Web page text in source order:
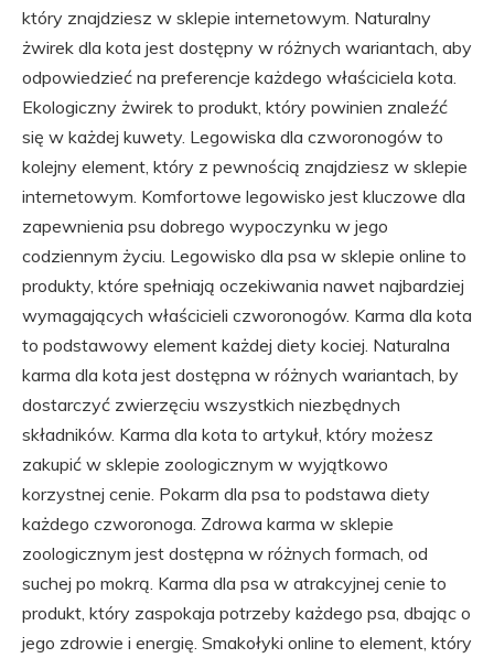
który znajdziesz w sklepie internetowym. Naturalny
żwirek dla kota jest dostępny w różnych wariantach, aby
odpowiedzieć na preferencje każdego właściciela kota.
Ekologiczny żwirek to produkt, który powinien znaleźć
się w każdej kuwety. Legowiska dla czworonogów to
kolejny element, który z pewnością znajdziesz w sklepie
internetowym. Komfortowe legowisko jest kluczowe dla
zapewnienia psu dobrego wypoczynku w jego
codziennym życiu. Legowisko dla psa w sklepie online to
produkty, które spełniają oczekiwania nawet najbardziej
wymagających właścicieli czworonogów. Karma dla kota
to podstawowy element każdej diety kociej. Naturalna
karma dla kota jest dostępna w różnych wariantach, by
dostarczyć zwierzęciu wszystkich niezbędnych
składników. Karma dla kota to artykuł, który możesz
zakupić w sklepie zoologicznym w wyjątkowo
korzystnej cenie. Pokarm dla psa to podstawa diety
każdego czworonoga. Zdrowa karma w sklepie
zoologicznym jest dostępna w różnych formach, od
suchej po mokrą. Karma dla psa w atrakcyjnej cenie to
produkt, który zaspokaja potrzeby każdego psa, dbając o
jego zdrowie i energię. Smakołyki online to element, który